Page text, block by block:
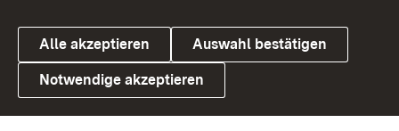
Link zum Landesportal
Alle akzeptieren Auswahl bestätigen
Notwendige akzeptieren